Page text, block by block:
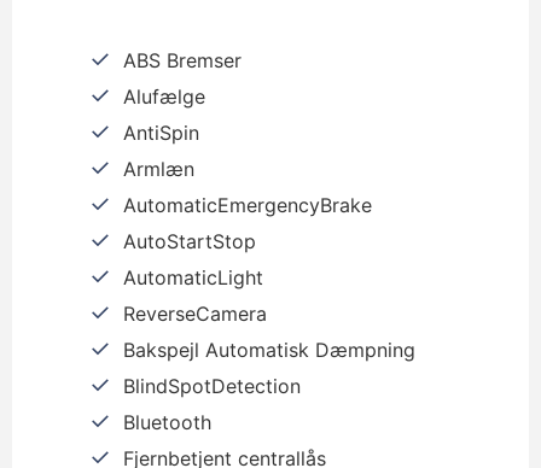
ABS Bremser
Alufælge
AntiSpin
Armlæn
AutomaticEmergencyBrake
AutoStartStop
AutomaticLight
ReverseCamera
Bakspejl Automatisk Dæmpning
BlindSpotDetection
Bluetooth
Fjernbetjent centrallås